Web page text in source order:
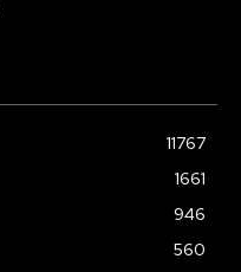
11767
1661
946
560